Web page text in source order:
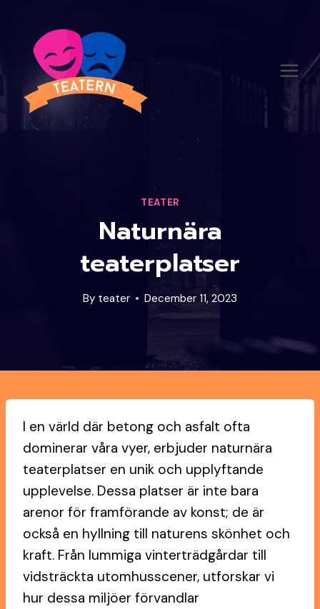
content
TEATER
Naturnära
teaterplatser
By teater December 11, 2023
I en värld där betong och asfalt ofta
dominerar våra vyer, erbjuder naturnära
teaterplatser en unik och upplyftande
upplevelse. Dessa platser är inte bara
arenor för framförande av konst; de är
också en hyllning till naturens skönhet och
kraft. Från lummiga vinterträdgårdar till
vidsträckta utomhusscener, utforskar vi
hur dessa miljöer förvandlar